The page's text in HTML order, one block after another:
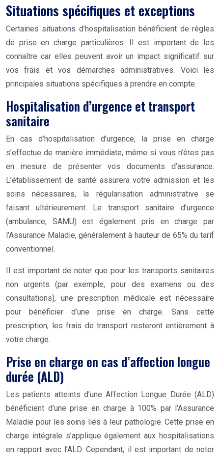
Situations spécifiques et exceptions
Certaines situations d’hospitalisation bénéficient de règles
de prise en charge particulières. Il est important de les
connaître car elles peuvent avoir un impact significatif sur
vos frais et vos démarches administratives. Voici les
principales situations spécifiques à prendre en compte.
Hospitalisation d’urgence et transport
sanitaire
En cas d’hospitalisation d’urgence, la prise en charge
s’effectue de manière immédiate, même si vous n’êtes pas
en mesure de présenter vos documents d’assurance.
L’établissement de santé assurera votre admission et les
soins nécessaires, la régularisation administrative se
faisant ultérieurement. Le transport sanitaire d’urgence
(ambulance, SAMU) est également pris en charge par
l’Assurance Maladie, généralement à hauteur de 65% du tarif
conventionnel.
Il est important de noter que pour les transports sanitaires
non urgents (par exemple, pour des examens ou des
consultations), une prescription médicale est nécessaire
pour bénéficier d’une prise en charge. Sans cette
prescription, les frais de transport resteront entièrement à
votre charge.
Prise en charge en cas d’affection longue
durée (ALD)
Les patients atteints d’une Affection Longue Durée (ALD)
bénéficient d’une prise en charge à 100% par l’Assurance
Maladie pour les soins liés à leur pathologie. Cette prise en
charge intégrale s’applique également aux hospitalisations
en rapport avec l’ALD. Cependant, il est important de noter